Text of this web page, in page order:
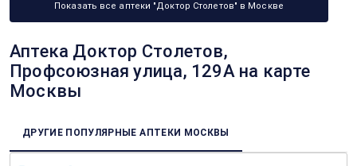
Показать все аптеки "Доктор Столетов" в Москве
Аптека Доктор Столетов,
Профсоюзная улица, 129А на карте
Москвы
ДРУГИЕ ПОПУЛЯРНЫЕ АПТЕКИ МОСКВЫ